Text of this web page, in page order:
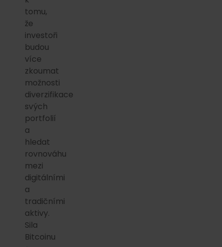
tomu,
že
investoři
budou
více
zkoumat
možnosti
diverzifikace
svých
portfolií
a
hledat
rovnováhu
mezi
digitálními
a
tradičními
aktivy.
Sila
Bitcoinu